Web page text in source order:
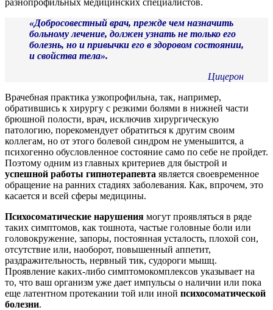
«Добросовестный врач, прежде чем назначить
больному лечение, должен узнать не только его
болезнь, но и привычки его в здоровом состоянии,
и свойства тела».
Цицерон
Врачебная практика узкопрофильна, так, например,
обратившись к хирургу с резкими болями в нижней части
брюшной полости, врач, исключив хирургическую
патологию, порекомендует обратиться к другим своим
коллегам, но от этого болевой синдром не уменьшится, а
психогенно обусловленное состояние само по себе не пройдет.
Поэтому одним из главных критериев для быстрой и
успешной работы гипнотерапевта является своевременное
обращение на ранних стадиях заболевания. Как, впрочем, это
касается и всей сферы медицины.
Психосоматические нарушения могут проявляться в ряде
таких симптомов, как тошнота, частые головные боли или
головокружение, запоры, постоянная усталость, плохой сон,
отсутствие или, наоборот, повышенный аппетит,
раздражительность, нервный тик, судороги мышц.
Проявление каких-либо симптомокомплексов указывает на
то, что ваш организм уже дает импульсы о наличии или пока
еще латентном протекании той или иной психосоматической
болезни.